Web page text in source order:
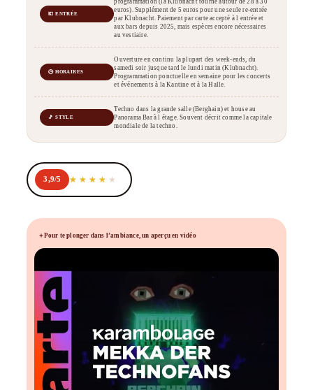
💶 ENTRÉE
programmation (la Klubnacht tourne autour de 28 à 30
euros). Supplément de 5 euros pour une seule re-entrée
par Klubnacht. Paiement par carte accepté à l entrée et
aux bars depuis 2025, mais espèces encore nécessaires
au vestiaire.
🕒 HORAIRES
Ouverture en continu la plupart des week-ends, du
samedi soir jusque tard le lundi matin (Klubnacht).
Programmation ponctuelle en semaine pour les concerts
et événements à la Kantine et à la Halle.
🎵 STYLE
Techno dans la grande salle (Berghain) et house au
Panorama Bar à l étage. Souvent décrit comme la capitale
mondiale de la techno.
3,9/5
Pour te plonger dans l’ambiance, un aperçu en vidéo